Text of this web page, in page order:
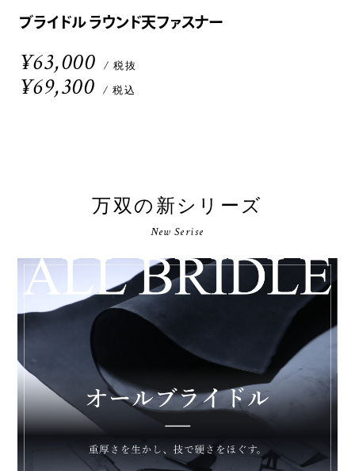
ブライドル ラウンド天ファスナー
¥63,000 / 税抜
¥69,300 / 税込
万双の新シリーズ
New Serise